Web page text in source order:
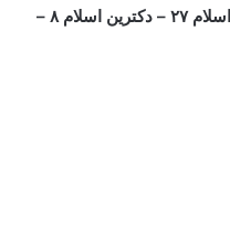
تاریخ ‌طرح‌ریزی ‌استراتژیک ‌اسلام‌ ۲۷ – دکترین ‌اسلام‌ ۸ –